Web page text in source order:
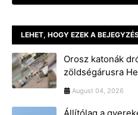
LEHET, HOGY EZEK A
Orosz katonák
zöldségárusra
August 04, 2026